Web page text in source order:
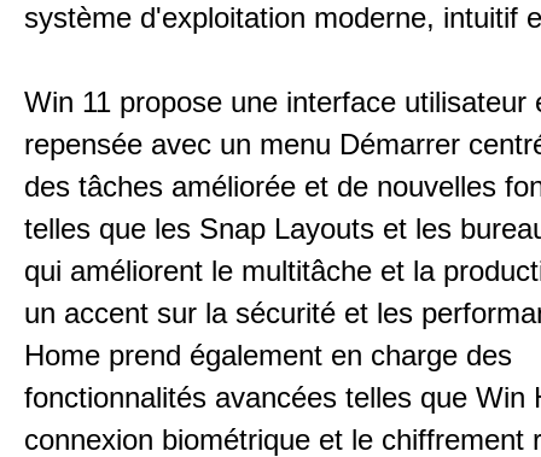
système d'exploitation moderne, intuitif
Win 11 propose une interface utilisateur
repensée avec un menu Démarrer
des tâches améliorée et de nouvelles
telles que les Snap Layouts et les
qui améliorent le multitâche et la
un accent sur la sécurité et les
Home prend également en charge des
fonctionnalités avancées telles que Win
connexion biométrique et le chiffrement